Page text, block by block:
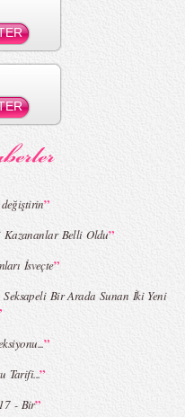
MBFWI - Zeynep Erdoğan 2015 Yaz
- Burçe Bekrek 2015 Yaz Koleksiyonu
”
Kazananlar Belli Oldu”
İsveçte”
Seksapeli Bir Arada Sunan İki Yeni
”
Tarifi...”
- Bir”